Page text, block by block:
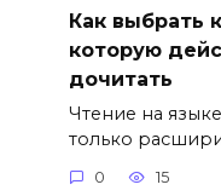
Как выбрать
которую
дочитать
Чтение на
только
0 15